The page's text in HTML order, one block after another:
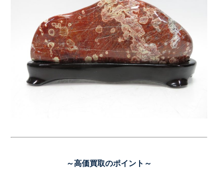
～高価買取のポイント～